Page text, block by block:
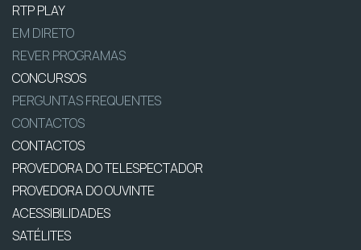
RTP PLAY
EM DIRETO
REVER PROGRAMAS
CONCURSOS
PERGUNTAS FREQUENTES
CONTACTOS
CONTACTOS
PROVEDORA DO TELESPECTADOR
PROVEDORA DO OUVINTE
ACESSIBILIDADES
SATÉLITES